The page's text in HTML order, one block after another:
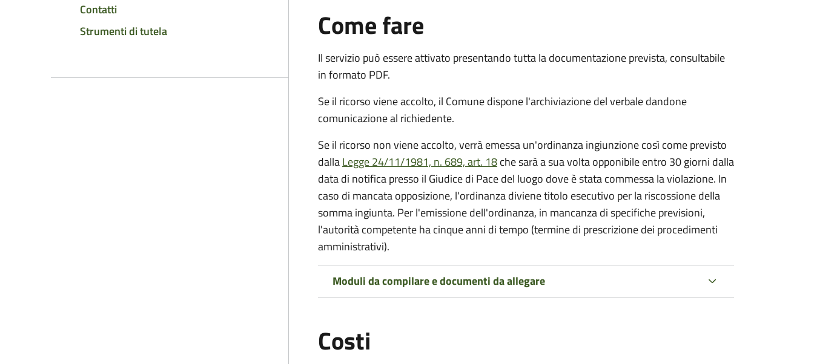
Contatti
Strumenti di tutela
Come fare
Il servizio può essere attivato presentando tutta la documentazione prevista, consultabile
in formato PDF.
Se il ricorso viene accolto, il Comune dispone l'archiviazione del verbale dandone
comunicazione al richiedente.
Se il ricorso non viene accolto, verrà emessa un'ordinanza ingiunzione così come previsto
dallaLegge 24/11/1981, n. 689, art. 18che sarà a sua volta opponibile entro 30 giorni dalla
data di notifica presso il Giudice di Pace del luogo dove è stata commessa la violazione. In
caso di mancata opposizione, l'ordinanza diviene titolo esecutivo per la riscossione della
somma ingiunta. Per l'emissione dell'ordinanza, in mancanza di specifiche previsioni,
l'autorità competente ha cinque anni di tempo (termine di prescrizione dei procedimenti
amministrativi).
Moduli da compilare e documenti da allegare
Costi